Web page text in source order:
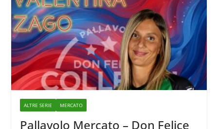
ALTRE SERIE MERCATO
Pallavolo Mercato – Don Felice